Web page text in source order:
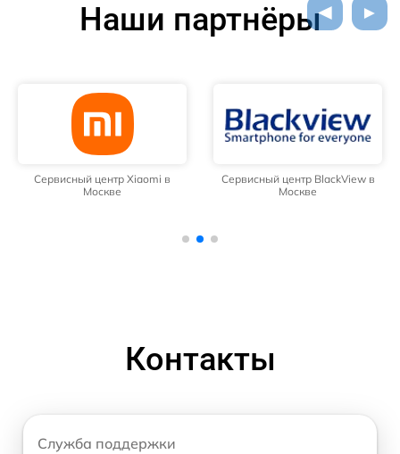
Наши партнёры
Сервисный центр Xiaomi в
Москве
Сервисный центр BlackView в
Москве
Контакты
Служба поддержки